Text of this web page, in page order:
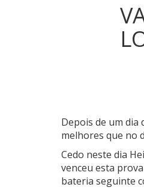
Depois de um
melhores que no
Cedo neste dia
venceu esta
bateria seguinte